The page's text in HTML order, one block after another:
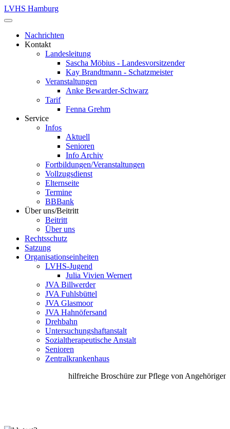
LVHS Hamburg
Nachrichten
Kontakt
Landesleitung
Sascha Möbius - Landesvorsitzender
Kay Brandtmann - Schatzmeister
Veranstaltungen
Anke Bewarder-Schwarz
Tarif
Fenna Grehm
Service
Infos
Aktuell
Senioren
Info Archiv
Fortbildungen/Veranstaltungen
Vollzugsdienst
Elternseite
Termine
BBBank
Über uns/Beitritt
Beitritt
Über uns
Rechtsschutz
Satzung
Organisationseinheiten
LVHS-Jugend
Julia Vivien Wernert
JVA Billwerder
JVA Fuhlsbüttel
JVA Glasmoor
JVA Hahnöfersand
Drehbahn
Untersuchungshaftanstalt
Sozialtherapeutische Anstalt
Senioren
Zentralkrankenhaus
hilfreiche Broschüre zur Pflege von